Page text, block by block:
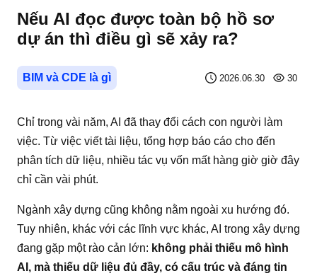
Nếu AI đọc được toàn bộ hồ sơ
dự án thì điều gì sẽ xảy ra?
BIM và CDE là gì 2026.06.30 30
Chỉ trong vài năm, AI đã thay đổi cách con người làm
việc. Từ việc viết tài liệu, tổng hợp báo cáo cho đến
phân tích dữ liệu, nhiều tác vụ vốn mất hàng giờ giờ đây
chỉ cần vài phút.
Ngành xây dựng cũng không nằm ngoài xu hướng đó.
Tuy nhiên, khác với các lĩnh vực khác, AI trong xây dựng
đang gặp một rào cản lớn: không phải thiếu mô hình
AI, mà thiếu dữ liệu đủ đầy, có cấu trúc và đáng tin